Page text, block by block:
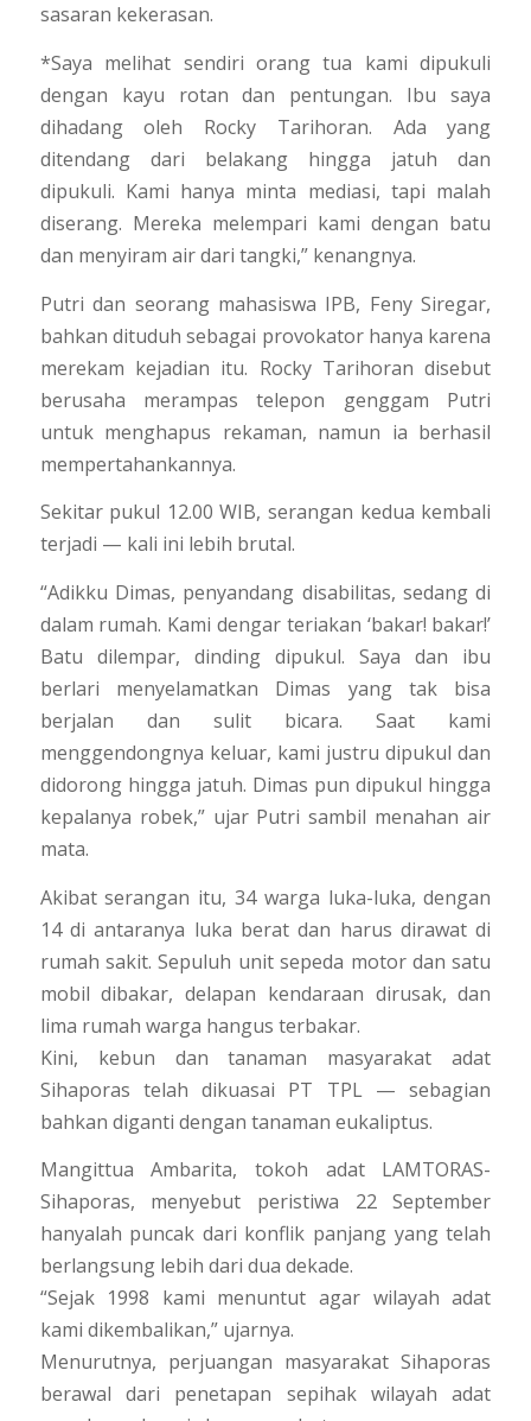
sasaran kekerasan.
*Saya melihat sendiri orang tua kami dipukuli
dengan kayu rotan dan pentungan. Ibu saya
dihadang oleh Rocky Tarihoran. Ada yang
ditendang dari belakang hingga jatuh dan
dipukuli. Kami hanya minta mediasi, tapi malah
diserang. Mereka melempari kami dengan batu
dan menyiram air dari tangki,” kenangnya.
Putri dan seorang mahasiswa IPB, Feny Siregar,
bahkan dituduh sebagai provokator hanya karena
merekam kejadian itu. Rocky Tarihoran disebut
berusaha merampas telepon genggam Putri
untuk menghapus rekaman, namun ia berhasil
mempertahankannya.
Sekitar pukul 12.00 WIB, serangan kedua kembali
terjadi — kali ini lebih brutal.
“Adikku Dimas, penyandang disabilitas, sedang di
dalam rumah. Kami dengar teriakan ‘bakar! bakar!’
Batu dilempar, dinding dipukul. Saya dan ibu
berlari menyelamatkan Dimas yang tak bisa
berjalan dan sulit bicara. Saat kami
menggendongnya keluar, kami justru dipukul dan
didorong hingga jatuh. Dimas pun dipukul hingga
kepalanya robek,” ujar Putri sambil menahan air
mata.
Akibat serangan itu, 34 warga luka-luka, dengan
14 di antaranya luka berat dan harus dirawat di
rumah sakit. Sepuluh unit sepeda motor dan satu
mobil dibakar, delapan kendaraan dirusak, dan
lima rumah warga hangus terbakar.
Kini, kebun dan tanaman masyarakat adat
Sihaporas telah dikuasai PT TPL — sebagian
bahkan diganti dengan tanaman eukaliptus.
Mangittua Ambarita, tokoh adat LAMTORAS-
Sihaporas, menyebut peristiwa 22 September
hanyalah puncak dari konflik panjang yang telah
berlangsung lebih dari dua dekade.
“Sejak 1998 kami menuntut agar wilayah adat
kami dikembalikan,” ujarnya.
Menurutnya, perjuangan masyarakat Sihaporas
berawal dari penetapan sepihak wilayah adat